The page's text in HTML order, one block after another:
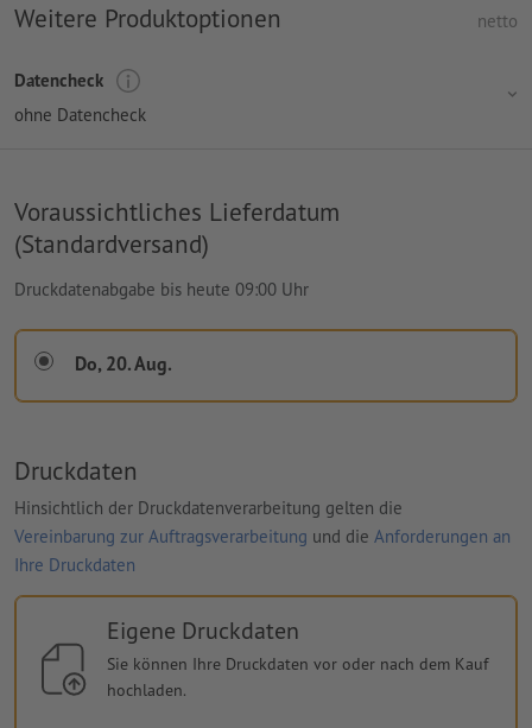
Weitere Produktoptionen netto
Datencheck
ohne Datencheck
Voraussichtliches Lieferdatum
(Standardversand)
Druckdatenabgabe bis heute 09:00 Uhr
Do, 20. Aug.
Druckdaten
Hinsichtlich der Druckdatenverarbeitung gelten die
Vereinbarung zur Auftragsverarbeitung und die Anforderungen an
Ihre Druckdaten
Eigene Druckdaten
Sie können Ihre Druckdaten vor oder nach dem Kauf
hochladen.